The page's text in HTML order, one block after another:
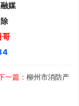
媒
一篇： 柳州市消防产